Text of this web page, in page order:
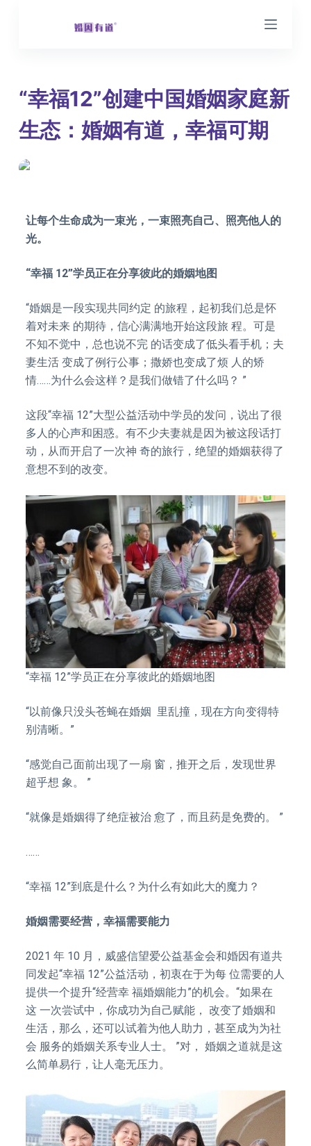
“幸福12”创建中国婚姻家庭新
生态：婚姻有道，幸福可期
让每个生命成为一束光，一束照亮自己、照亮他人的
光。
“幸福 12”学员正在分享彼此的婚姻地图
“婚姻是一段实现共同约定 的旅程，起初我们总是怀
着对未来 的期待，信心满满地开始这段旅 程。可是
不知不觉中，总也说不完 的话变成了低头看手机；夫
妻生活 变成了例行公事；撒娇也变成了烦 人的矫
情……为什么会这样？是我们做错了什么吗？ ”
这段“幸福 12”大型公益活动中学员的发问，说出了很
多人的心声和困惑。有不少夫妻就是因为被这段话打
动，从而开启了一次神 奇的旅行，绝望的婚姻获得了
意想不到的改变。
“幸福 12”学员正在分享彼此的婚姻地图
“以前像只没头苍蝇在婚姻 里乱撞，现在方向变得特
别清晰。”
“感觉自己面前出现了一扇 窗，推开之后，发现世界
超乎想 象。 ”
“就像是婚姻得了绝症被治 愈了，而且药是免费的。 ”
……
“幸福 12”到底是什么？为什么有如此大的魔力？
婚姻需要经营，幸福需要能力
2021 年 10 月，威盛信望爱公益基金会和婚因有道共
同发起“幸福 12”公益活动，初衷在于为每 位需要的人
提供一个提升“经营幸 福婚姻能力”的机会。“如果在
这 一次尝试中，你成功为自己赋能， 改变了婚姻和
生活，那么，还可以试着为他人助力，甚至成为为社
会 服务的婚姻关系专业人士。 ”对， 婚姻之道就是这
么简单易行，让人毫无压力。